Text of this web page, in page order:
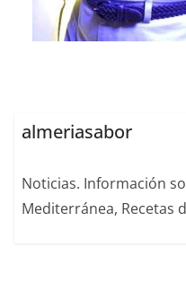
almeriasabor
Noticias. Información
Mediterránea, Recetas